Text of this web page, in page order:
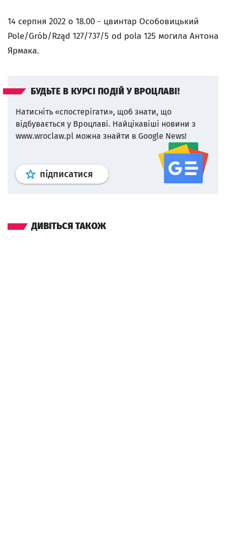
14 серпня 2022 о 18.00 - цвинтар Особовицький
Pole/Grób/Rząd 127/737/5 od pola 125 могила Антона
Ярмака.
БУДЬТЕ В КУРСІ ПОДІЙ У ВРОЦЛАВІ!
Натисніть «спостерігати», щоб знати, що
відбувається у Вроцлаві. Найцікавіші новини з
www.wroclaw.pl можна знайти в Google News!
підписатися Профіль google news
ДИВІТЬСЯ ТАКОЖ